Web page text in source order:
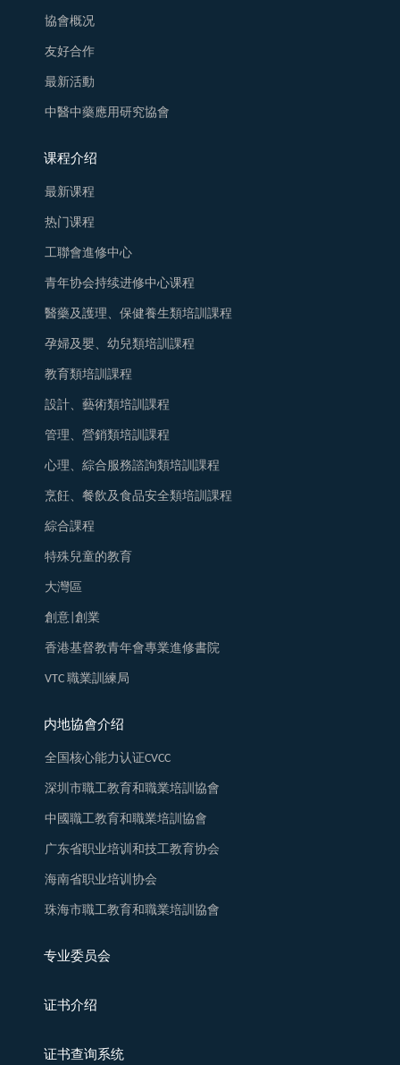
協會概况
友好合作
最新活動
中醫中藥應用研究協會
课程介绍
最新课程
热门课程
工聯會進修中心
青年协会持续进修中心课程
醫藥及護理、保健養生類培訓課程
孕婦及嬰、幼兒類培訓課程
教育類培訓課程
設計、藝術類培訓課程
管理、營銷類培訓課程
心理、綜合服務諮詢類培訓課程
烹飪、餐飲及食品安全類培訓課程
綜合課程
特殊兒童的教育
大灣區
創意|創業
香港基督教青年會專業進修書院
VTC 職業訓練局
内地協會介绍
全国核心能力认证CVCC
深圳市職工教育和職業培訓協會
中國職工教育和職業培訓協會
广东省职业培训和技工教育协会
海南省职业培训协会
珠海市職工教育和職業培訓協會
专业委员会
证书介绍
证书查询系统